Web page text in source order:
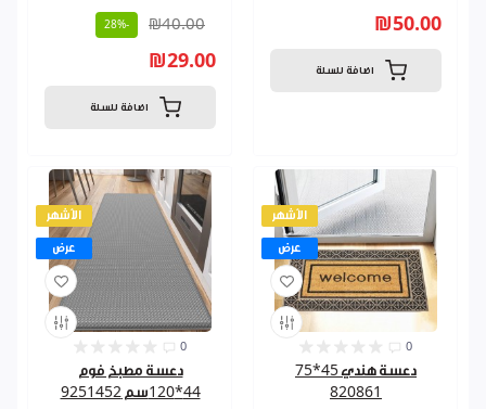
₪40.00
-28%
₪29.00
اضافة للسلة
₪50.00
اضافة للسلة
الأشهر
عرض
0
دعسة مطبخ فوم
44*120سم 9251452
الأشهر
عرض
0
دعسة هندي 45*75
820861